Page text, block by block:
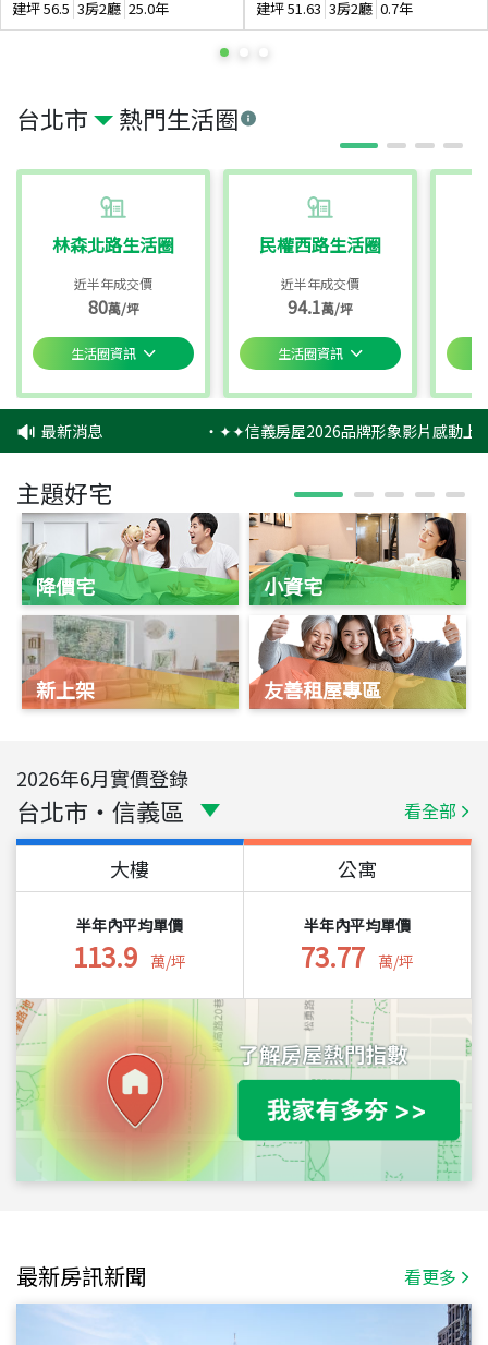
台北市 熱門生活圈
林森北路生活圈
近半年成交價
80萬/坪
生活圈資訊
民權西路生活圈
近半年成交價
94.1萬/坪
生活圈資訊
建坪56.5 3房2廳 25.0年
建坪51.63 3房2廳 0.7年
最新消息 ‧✦✦信義房屋2026品牌形象影片感動上
主題好宅
降價宅
新上架
小資宅
友善租屋專區
2026年6月實價登錄
台北市 ・ 信義區 看全部
大樓
半年內平均單價
113.9 萬/坪
公寓
半年內平均單價
73.77 萬/坪
最新房訊新聞 看更多